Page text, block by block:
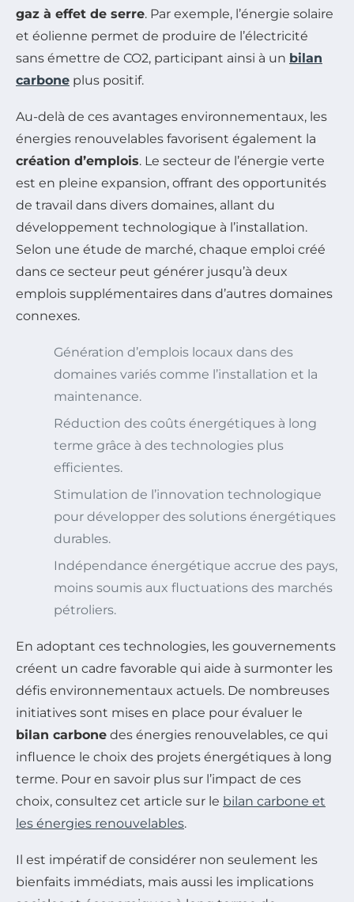
gaz à effet de serre. Par exemple, l’énergie solaire
et éolienne permet de produire de l’électricité
sans émettre de CO2, participant ainsi à un bilan
carbone plus positif.
Au-delà de ces avantages environnementaux, les
énergies renouvelables favorisent également la
création d’emplois. Le secteur de l’énergie verte
est en pleine expansion, offrant des opportunités
de travail dans divers domaines, allant du
développement technologique à l’installation.
Selon une étude de marché, chaque emploi créé
dans ce secteur peut générer jusqu’à deux
emplois supplémentaires dans d’autres domaines
connexes.
Génération d’emplois locaux dans des
domaines variés comme l’installation et la
maintenance.
Réduction des coûts énergétiques à long
terme grâce à des technologies plus
efficientes.
Stimulation de l’innovation technologique
pour développer des solutions énergétiques
durables.
Indépendance énergétique accrue des pays,
moins soumis aux fluctuations des marchés
pétroliers.
En adoptant ces technologies, les gouvernements
créent un cadre favorable qui aide à surmonter les
défis environnementaux actuels. De nombreuses
initiatives sont mises en place pour évaluer le
bilan carbone des énergies renouvelables, ce qui
influence le choix des projets énergétiques à long
terme. Pour en savoir plus sur l’impact de ces
choix, consultez cet article sur le bilan carbone et
les énergies renouvelables.
Il est impératif de considérer non seulement les
bienfaits immédiats, mais aussi les implications